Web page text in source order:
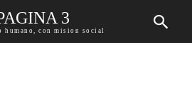
3
humano, con mision social